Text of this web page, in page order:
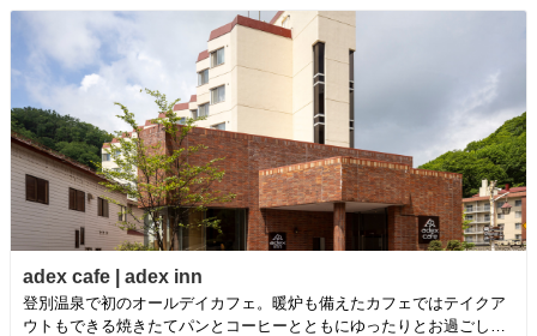
adex cafe | adex inn
登別温泉で初のオールデイカフェ。暖炉も備えたカフェではテイクア
ウトもできる焼きたてパンとコーヒーとともにゆったりとお過ごしい